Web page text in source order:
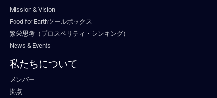
Mission & Vision
Food for Earthツールボックス
繁栄思考（プロスペリティ・シンキング）
News & Events
私たちについて
メンバー
拠点